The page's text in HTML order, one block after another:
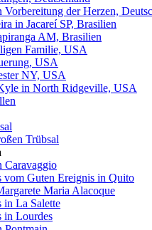
der Herzen,
in Jacareí SP, Brasilien
AM, Brasilien
Familie, USA
USA
NY, USA
in North Ridgeville, USA
Trübsal
Caravaggio
vom Guten Ereignis in Quito
Maria Alacoque
in La Salette
in Lourdes